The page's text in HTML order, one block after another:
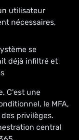
utilisateur
nécessaires,
se
déjà infiltré et
C'est une
le MFA,
privilèges.
central